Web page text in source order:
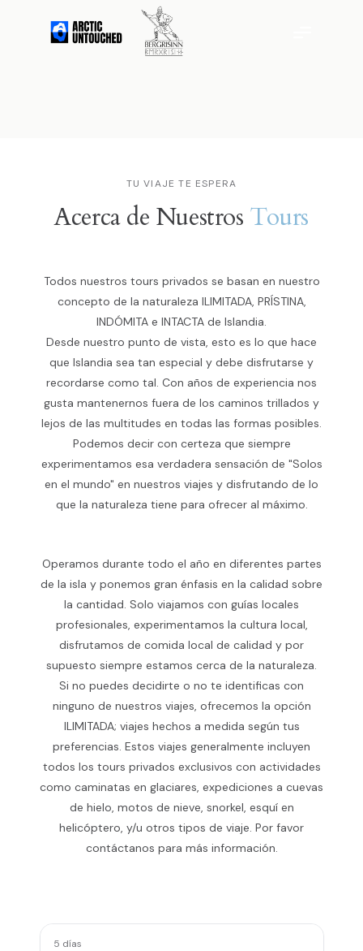
TU VIAJE TE ESPERA
Acerca de Nuestros Tours
Todos nuestros tours privados se basan en nuestro
concepto de la naturaleza ILIMITADA, PRÍSTINA,
INDÓMITA e INTACTA de Islandia.
Desde nuestro punto de vista, esto es lo que hace
que Islandia sea tan especial y debe disfrutarse y
recordarse como tal. Con años de experiencia nos
gusta mantenernos fuera de los caminos trillados y
lejos de las multitudes en todas las formas posibles.
Podemos decir con certeza que siempre
experimentamos esa verdadera sensación de "Solos
en el mundo" en nuestros viajes y disfrutando de lo
que la naturaleza tiene para ofrecer al máximo.
Operamos durante todo el año en diferentes partes
de la isla y ponemos gran énfasis en la calidad sobre
la cantidad. Solo viajamos con guías locales
profesionales, experimentamos la cultura local,
disfrutamos de comida local de calidad y por
supuesto siempre estamos cerca de la naturaleza.
Si no puedes decidirte o no te identificas con
ninguno de nuestros viajes, ofrecemos la opción
ILIMITADA; viajes hechos a medida según tus
preferencias. Estos viajes generalmente incluyen
todos los tours privados exclusivos con actividades
como caminatas en glaciares, expediciones a cuevas
de hielo, motos de nieve, snorkel, esquí en
helicóptero, y/u otros tipos de viaje. Por favor
contáctanos para más información.
5 días